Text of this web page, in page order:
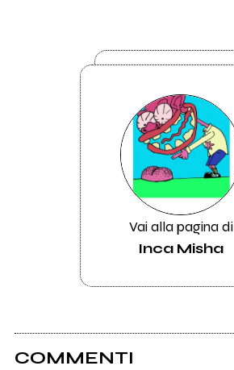
Vai alla pagina di
Inca Misha
COMMENTI